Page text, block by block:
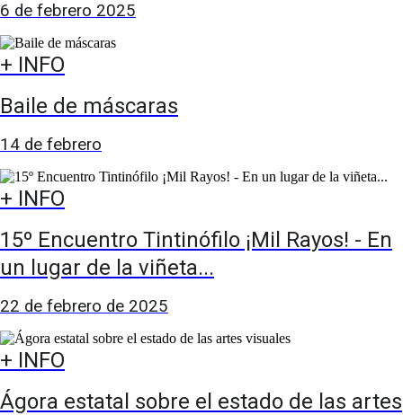
6 de febrero 2025
+ INFO
Baile de máscaras
14 de febrero
+ INFO
15º Encuentro Tintinófilo ¡Mil Rayos! - En
un lugar de la viñeta...
22 de febrero de 2025
+ INFO
Ágora estatal sobre el estado de las artes